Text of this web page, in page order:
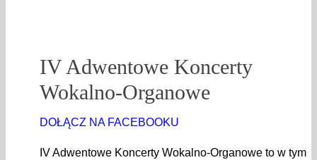
IV Adwentowe Koncerty
Wokalno-Organowe
DOŁĄCZ NA FACEBOOKU
IV Adwentowe Koncerty Wokalno-Organowe to w tym